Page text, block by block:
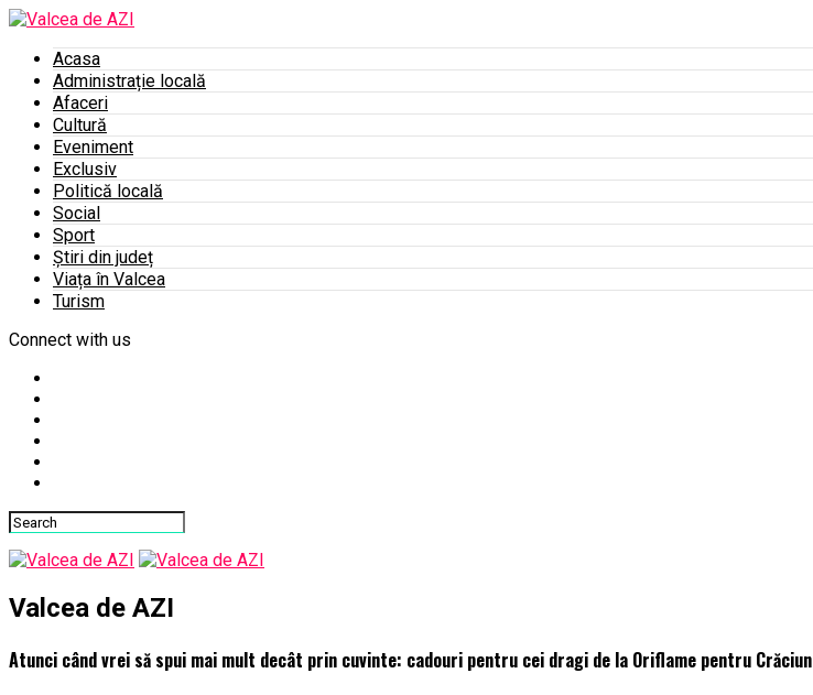
Acasa
Administrație locală
Afaceri
Cultură
Eveniment
Exclusiv
Politică locală
Social
Sport
Știri din județ
Viața în Valcea
Turism
Connect with us
Valcea de AZI
Atunci când vrei să spui mai mult decât prin cuvinte: cadouri pentru cei dragi de la Oriflame pentru Crăciun